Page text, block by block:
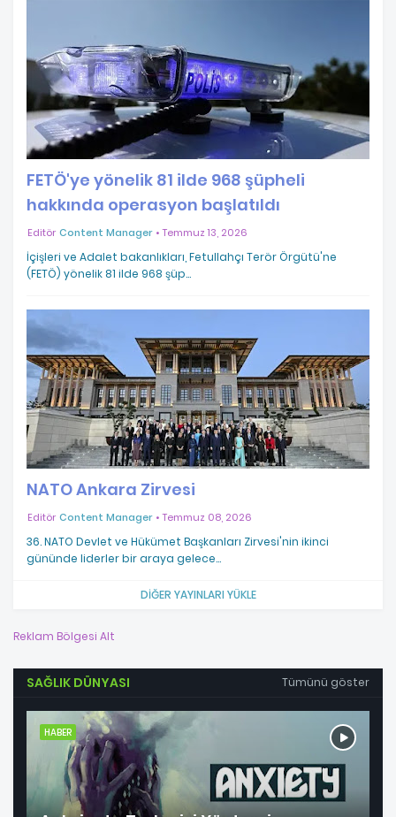
FETÖ'ye yönelik 81 ilde 968 şüpheli
hakkında operasyon başlatıldı
Editör Content Manager Temmuz 13, 2026
İçişleri ve Adalet bakanlıkları, Fetullahçı Terör Örgütü'ne
(FETÖ) yönelik 81 ilde 968 şüp…
NATO Ankara Zirvesi
Editör Content Manager Temmuz 08, 2026
36. NATO Devlet ve Hükümet Başkanları Zirvesi'nin ikinci
gününde liderler bir araya gelece…
DIĞER YAYINLARI YÜKLE
Reklam Bölgesi Alt
SAĞLIK DÜNYASI Tümünü göster
HABER